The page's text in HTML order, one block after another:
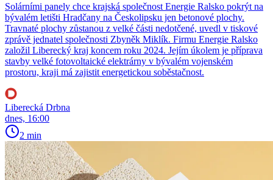
Solárními panely chce krajská společnost Energie Ralsko pokrýt na
bývalém letišti Hradčany na Českolipsku jen betonové plochy.
Travnaté plochy zůstanou z velké části nedotčené, uvedl v tiskové
zprávě jednatel společnosti Zbyněk Miklík. Firmu Energie Ralsko
založil Liberecký kraj koncem roku 2024. Jejím úkolem je příprava
stavby velké fotovoltaické elektrárny v bývalém vojenském
prostoru, kraji má zajistit energetickou soběstačnost.
Liberecká Drbna
dnes, 16:00
2 min